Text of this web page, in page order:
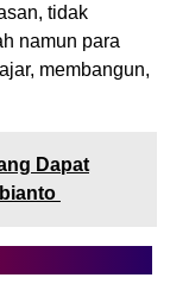
tidak
namun para
membangun,
Dapat